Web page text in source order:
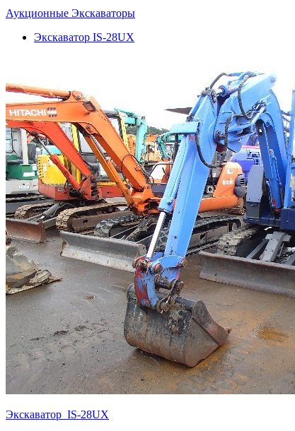
Аукционные Экскаваторы
Экскаватор IS-28UX
Экскаватор IS-28UX